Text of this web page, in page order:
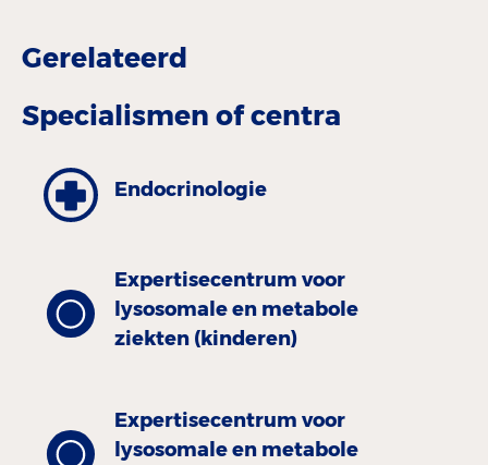
Gerelateerd
Specialismen of centra
Endocrinologie
Expertisecentrum voor
lysosomale en metabole
ziekten (kinderen)
Expertisecentrum voor
lysosomale en metabole